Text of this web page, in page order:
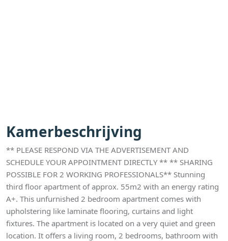
Kamerbeschrijving
** PLEASE RESPOND VIA THE ADVERTISEMENT AND
SCHEDULE YOUR APPOINTMENT DIRECTLY ** ** SHARING
POSSIBLE FOR 2 WORKING PROFESSIONALS** Stunning
third floor apartment of approx. 55m2 with an energy rating
A+. This unfurnished 2 bedroom apartment comes with
upholstering like laminate flooring, curtains and light
fixtures. The apartment is located on a very quiet and green
location. It offers a living room, 2 bedrooms, bathroom with